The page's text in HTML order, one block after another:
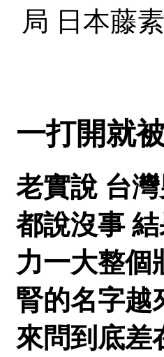
局 日本藤
一打開就
老實說 台
都說沒事
力一大整個
腎的名字越
來問到底差